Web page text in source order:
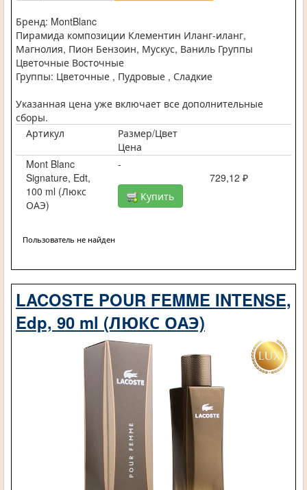
Бренд: MontBlanc
Пирамида композиции Клементин Иланг-иланг,
Магнолия, Пион Бензоин, Мускус, Ваниль Группы
Цветочные Восточные
Группы: Цветочные , Пудровые , Сладкие
Указанная цена уже включает все дополнительные
сборы.
Артикул
Размер/Цвет
Цена
Mont Blanc
Signature, Edt,
100 ml (Люкс
ОАЭ)
-
729,12 ₽
Купить
Пользователь не найден
LACOSTE POUR FEMME INTENSE,
Edp, 90 ml (ЛЮКС ОАЭ)